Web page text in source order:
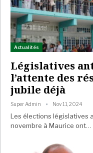
Actualités
Législatives
l’attente des
jubile déjà
Super Admin Nov 11, 2024
Les élections législatives
novembre à Maurice ont…